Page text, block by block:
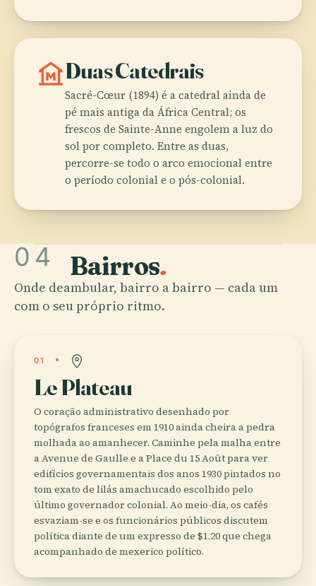
museumDuas Catedrais
Sacré-Cœur (1894) é a catedral ainda de
pé mais antiga da África Central; os
frescos de Sainte-Anne engolem a luz do
sol por completo. Entre as duas,
percorre-se todo o arco emocional entre
o período colonial e o pós-colonial.
04 Bairros.
Onde deambular, bairro a bairro — cada um
com o seu próprio ritmo.
01
Le Plateau
O coração administrativo desenhado por
topógrafos franceses em 1910 ainda cheira a pedra
molhada ao amanhecer. Caminhe pela malha entre
a Avenue de Gaulle e a Place du 15 Août para ver
edifícios governamentais dos anos 1930 pintados no
tom exato de lilás amachucado escolhido pelo
último governador colonial. Ao meio-dia, os cafés
esvaziam-se e os funcionários públicos discutem
política diante de um expresso de $1.20 que chega
acompanhado de mexerico político.